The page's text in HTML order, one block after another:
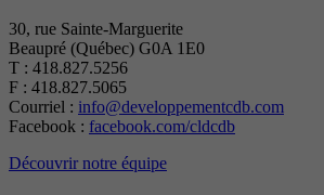
30, rue Sainte-Marguerite
Beaupré (Québec) G0A 1E0
T : 418.827.5256
F : 418.827.5065
Courriel : info@developpementcdb.com
Facebook : facebook.com/cldcdb
Découvrir notre équipe